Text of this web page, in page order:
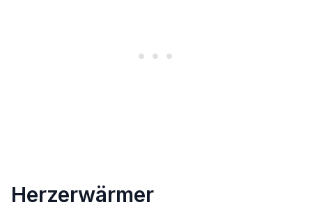
Herzerwärmer